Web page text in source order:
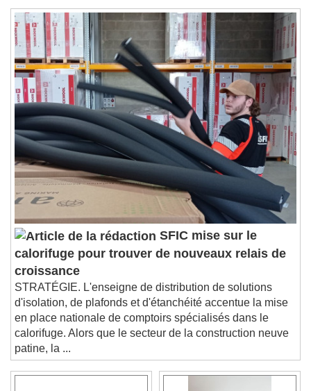
Stream TypeLIVE
Seek to live, currently behind liveLIVE
Remaining Time-0:00
1x
Playback Rate
Chapters
Chapters
Descriptions
descriptions off
, selected
Subtitles
subtitles settings, opens subtitles
settings dialog
subtitles off, selected
Audio Track
This is a modal window.
Beginning of dialog window. Escape will cancel
and close the window.
Text
SFIC mise sur le
calorifuge pour trouver de nouveaux relais de
croissance
STRATÉGIE. L'enseigne de distribution de solutions
d'isolation, de plafonds et d'étanchéité accentue la mise
en place nationale de comptoirs spécialisés dans le
calorifuge. Alors que le secteur de la construction neuve
patine, la ...